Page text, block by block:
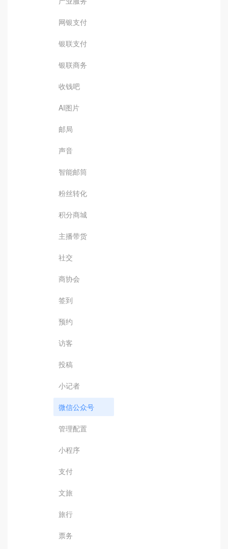
网银支付
银联支付
银联商务
收钱吧
AI图片
邮局
声音
智能邮筒
粉丝转化
积分商城
主播带货
社交
商协会
签到
预约
访客
投稿
小记者
微信公众号
管理配置
小程序
支付
文旅
旅行
票务